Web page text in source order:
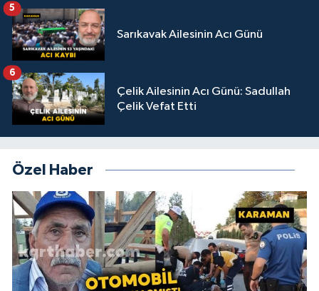
Sarıkavak Ailesinin Acı Günü
5
Çelik Ailesinin Acı Günü: Sadullah
Çelik Vefat Etti
6
Özel Haber